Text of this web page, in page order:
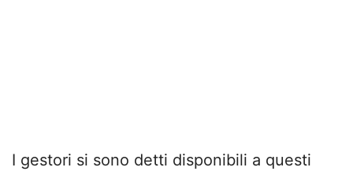
I gestori si sono detti disponibili a questi